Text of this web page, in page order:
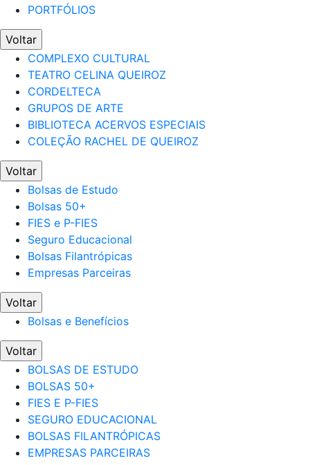
PORTFÓLIOS
Voltar
COMPLEXO CULTURAL
TEATRO CELINA QUEIROZ
CORDELTECA
GRUPOS DE ARTE
BIBLIOTECA ACERVOS ESPECIAIS
COLEÇÃO RACHEL DE QUEIROZ
Voltar
Bolsas de Estudo
Bolsas 50+
FIES e P-FIES
Seguro Educacional
Bolsas Filantrópicas
Empresas Parceiras
Voltar
Bolsas e Benefícios
Voltar
BOLSAS DE ESTUDO
BOLSAS 50+
FIES E P-FIES
SEGURO EDUCACIONAL
BOLSAS FILANTRÓPICAS
EMPRESAS PARCEIRAS